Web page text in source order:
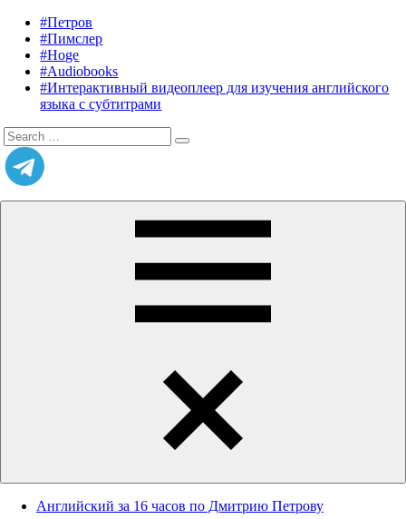
content
Listening
English
Audiobooks
English,
Petrov
English
#Петров
#Пимслер
#Hoge
#Audiobooks
#Интерактивный видеоплеер для изучения английского
языка с субтитрами
Search
for:
Search
Английский за 16 часов по Дмитрию Петрову